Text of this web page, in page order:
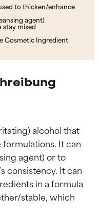
to thicken/enhance
agent)
stay mixed
Cosmetic Ingredient
alcohol that
formulations. It can
agent) or to
consistency. It can
in a formula
stable, which